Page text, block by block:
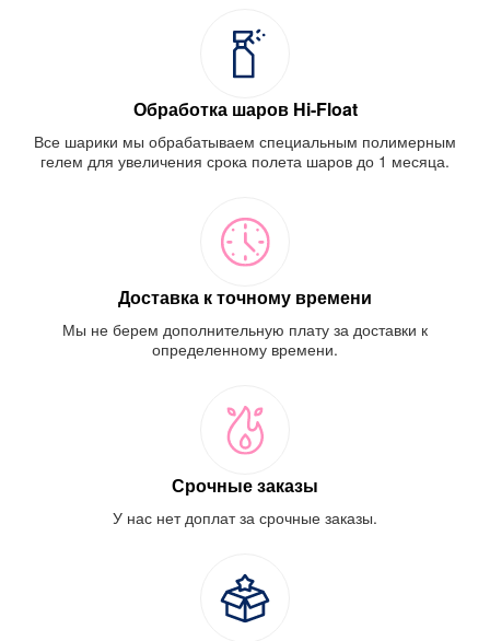
Обработка шаров Hi-Float
Все шарики мы обрабатываем специальным полимерным
гелем для увеличения срока полета шаров до 1 месяца.
Доставка к точному времени
Мы не берем дополнительную плату за доставки к
определенному времени.
Срочные заказы
У нас нет доплат за срочные заказы.